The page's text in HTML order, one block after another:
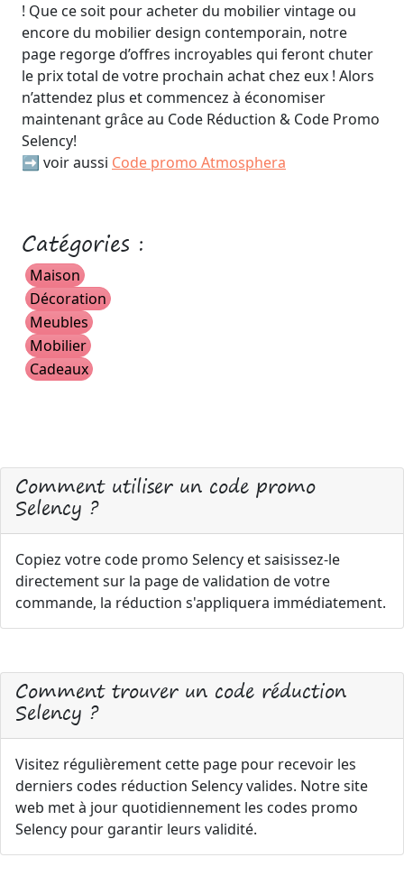
! Que ce soit pour acheter du mobilier vintage ou
encore du mobilier design contemporain, notre
page regorge d’offres incroyables qui feront chuter
le prix total de votre prochain achat chez eux ! Alors
n’attendez plus et commencez à économiser
maintenant grâce au Code Réduction & Code Promo
Selency!
➡️ voir aussi Code promo Atmosphera
Catégories :
Maison
Décoration
Meubles
Mobilier
Cadeaux
Comment utiliser un code promo
Selency ?
Copiez votre code promo Selency et saisissez-le
directement sur la page de validation de votre
commande, la réduction s'appliquera immédiatement.
Comment trouver un code réduction
Selency ?
Visitez régulièrement cette page pour recevoir les
derniers codes réduction Selency valides. Notre site
web met à jour quotidiennement les codes promo
Selency pour garantir leurs validité.